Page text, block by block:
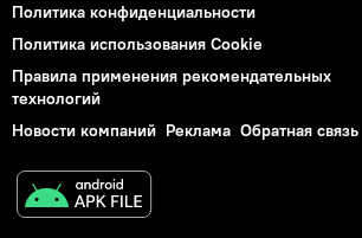
Политика конфиденциальности
Политика использования Cookie
Правила применения рекомендательных
технологий
Новости компаний Реклама Обратная связь